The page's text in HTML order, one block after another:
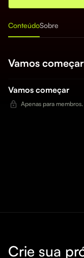
ConteúdoSobre
Vamos começar
Vamos começar
Apenas para membros.
Crie sua